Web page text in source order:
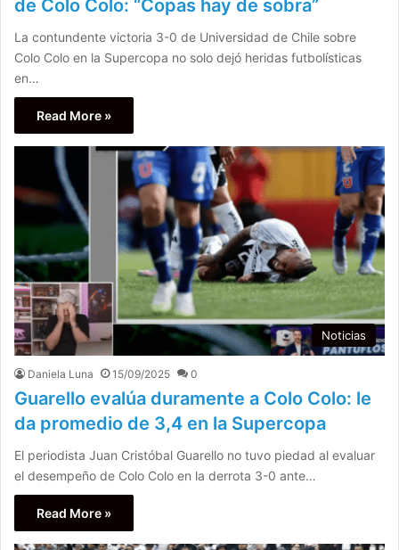
de Colo Colo: “Copas hay de sobra”
La contundente victoria 3-0 de Universidad de Chile sobre
Colo Colo en la Supercopa no solo dejó heridas futbolísticas
en…
Read More »
Noticias
Daniela Luna 15/09/2025 0
Guarello evalúa duramente a Colo Colo: le
da promedio de 3,4 en la Supercopa
El periodista Juan Cristóbal Guarello no tuvo piedad al evaluar
el desempeño de Colo Colo en la derrota 3-0 ante…
Read More »